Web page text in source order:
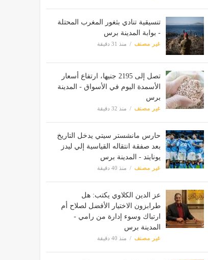
تنسيقية تنادي بثغور المغرب المحتلة
- بوابة المدينة برس
غير مصنف منذ 31 دقيقة
تصل إلى 2195 جنيها، ارتفاع أسعار
الأسمدة اليوم في الأسواق - المدينة
برس
غير مصنف منذ 32 دقيقة
حارس مانشستر سيتي يدخل التاريخ
بعد صفقة انتقاله القياسية إلي ليدز
يونايتد - المدينة برس
غير مصنف منذ 40 دقيقة
عز الدين الكلاوي يكتب: هل
طرابزون الاختيار الأفضل لصلاح أم
ارتباك وسوء إدارة من رامي -
المدينة برس
غير مصنف منذ 40 دقيقة